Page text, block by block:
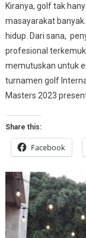
Kiranya, golf tak
masayarakat
hidup. Dari sana,
profesional
memutuskan untuk
turnamen golf
Masters 2023
Share this:
Facebook